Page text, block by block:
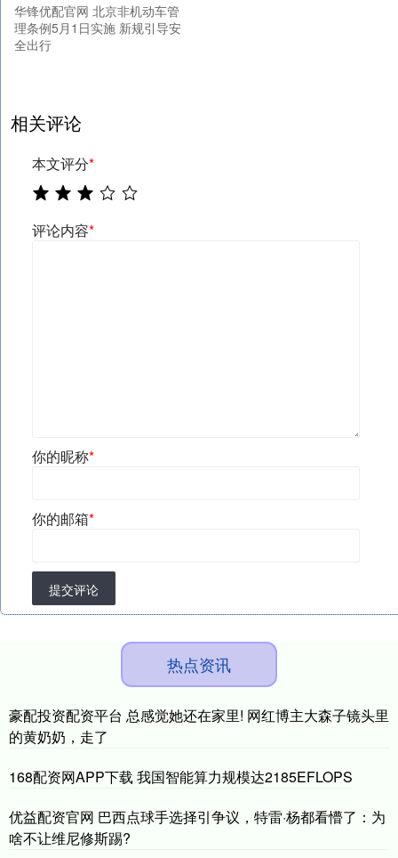
华锋优配官网 北京非机动车管
理条例5月1日实施 新规引导安
全出行
相关评论
本文评分*
评论内容*
你的昵称*
你的邮箱*
提交评论
热点资讯
豪配投资配资平台 总感觉她还在家里! 网红博主大森子镜头里
的黄奶奶，走了
168配资网APP下载 我国智能算力规模达2185EFLOPS
优益配资官网 巴西点球手选择引争议，特雷·杨都看懵了：为
啥不让维尼修斯踢?